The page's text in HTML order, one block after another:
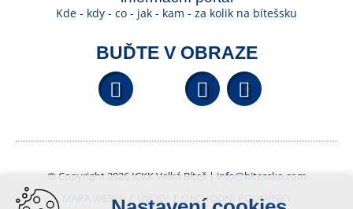
Kde - kdy - co - jak - kam - za kolik na bítešsku
BUĎTE V OBRAZE
Facebook YouTube
© Copyright 2026 ICKK Velká Bíteš | info@bitessko.com
MAPA WEBU
ÚVOD
OBCHODNÍ PODMÍNKY